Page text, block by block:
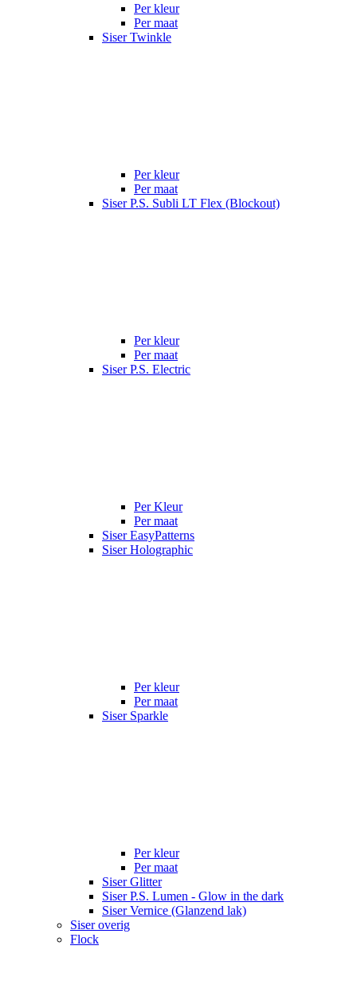
Per kleur
Per maat
Siser Twinkle
Per kleur
Per maat
Siser P.S. Subli LT Flex (Blockout)
Per kleur
Per maat
Siser P.S. Electric
Per Kleur
Per maat
Siser EasyPatterns
Siser Holographic
Per kleur
Per maat
Siser Sparkle
Per kleur
Per maat
Siser Glitter
Siser P.S. Lumen - Glow in the dark
Siser Vernice (Glanzend lak)
Siser overig
Flock